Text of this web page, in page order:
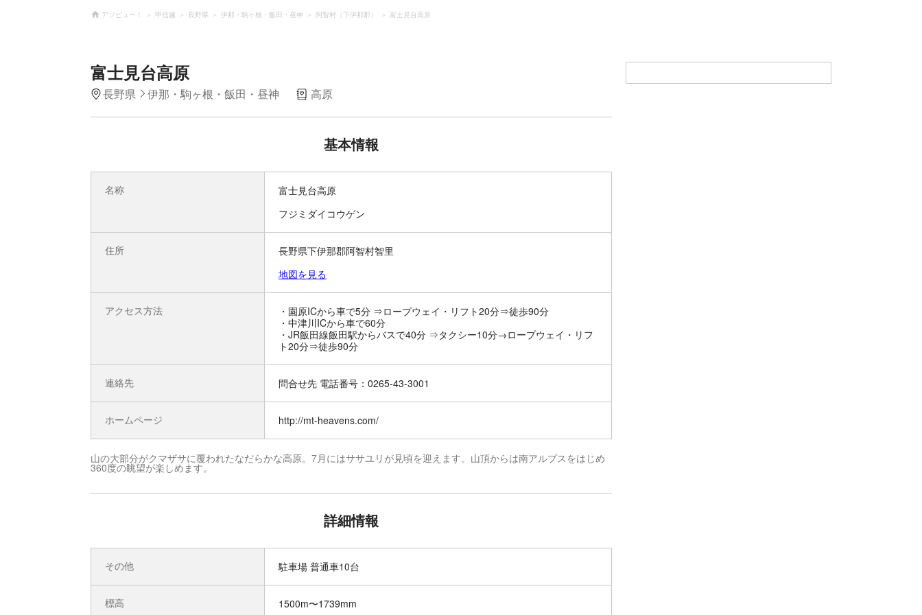
アソビュー！ 甲信越 長野県 伊那・駒ヶ根・飯田・昼神 阿智村（下伊那郡） 富士見台高原
富士見台高原
長野県 伊那・駒ヶ根・飯田・昼神 高原
基本情報
名称
富士見台高原
フジミダイコウゲン
住所
長野県下伊那郡阿智村智里
地図を見る
アクセス方法
・園原ICから車で5分 ⇒ロープウェイ・リフト20分⇒徒歩90分
・中津川ICから車で60分
・JR飯田線飯田駅からバスで40分 ⇒タクシー10分→ロープウェイ・リフ
ト20分⇒徒歩90分
連絡先 問合せ先 電話番号：0265-43-3001
ホームページ http://mt-heavens.com/
山の大部分がクマザサに覆われたなだらかな高原。7月にはササユリが見頃を迎えます。山頂からは南アルプスをはじめ
360度の眺望が楽しめます。
詳細情報
その他 駐車場 普通車10台
標高 1500m〜1739mm